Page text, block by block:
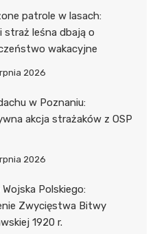
patrole w lasach:
straż leśna dbają o
wakacyjne
2026
w Poznaniu:
akcja strażaków z OSP
2026
Polskiego:
Zwycięstwa Bitwy
1920 r.